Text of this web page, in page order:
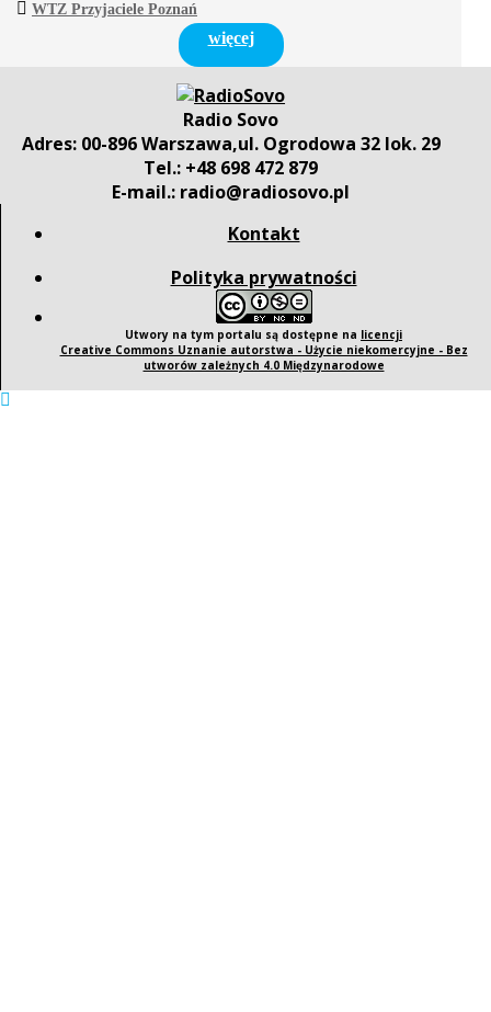
WTZ Przyjaciele Poznań
więcej
Radio Sovo
Adres: 00-896 Warszawa,ul. Ogrodowa 32 lok. 29
Tel.: +48 698 472 879
E-mail.: radio@radiosovo.pl
Kontakt
Polityka prywatności
Utwory na tym portalu są dostępne na licencji
Creative Commons Uznanie autorstwa - Użycie niekomercyjne - Bez
utworów zależnych 4.0 Międzynarodowe